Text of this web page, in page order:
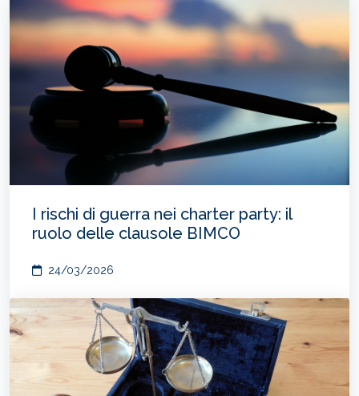
I rischi di guerra nei charter party: il
ruolo delle clausole BIMCO
24/03/2026